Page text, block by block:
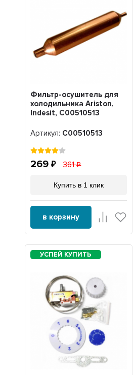
Фильтр-осушитель для
холодильника Ariston,
Indesit, C00510513
Артикул: C00510513
269 361
Купить в 1 клик
в корзину